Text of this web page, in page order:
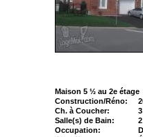
Maison 5 ½ au 2e étage
Construction/Réno:
Ch. à Coucher:
3
Salle(s) de Bain:
2
Occupation: